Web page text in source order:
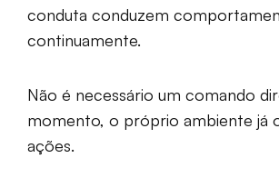
conduta conduzem
continuamente.
Não é necessário um comando
momento, o próprio ambiente já
ações.